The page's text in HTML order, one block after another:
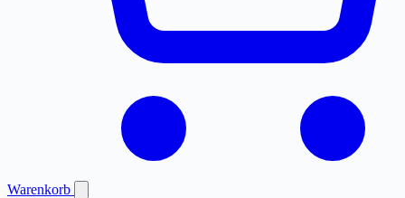
Warenkorb